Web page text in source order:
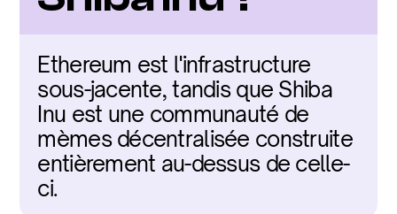
Ethereum est l'infrastructure
sous-jacente, tandis que Shiba
Inu est une communauté de
mèmes décentralisée construite
entièrement au-dessus de celle-
ci.